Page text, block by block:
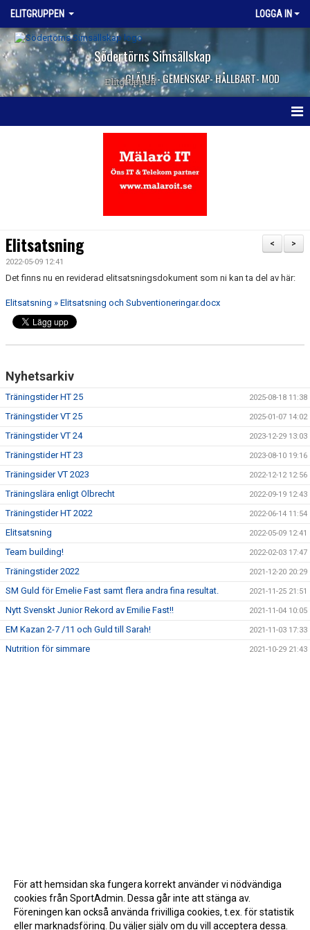
ELITGRUPPEN LOGGA IN
Södertörns Simsällskap
GLÄDJE - GEMENSKAP- HÅLLBART- MOD
Elitgruppen
DOKUMENT
>
<
Elitsatsning
2022-05-09 12:41
Det finns nu en reviderad elitsatsningsdokument som ni kan ta del av här:
Elitsatsning » Elitsatsning och Subventioneringar.docx
Nyhetsarkiv
Träningstider HT 25 2025-08-18 11:38
Träningstider VT 25 2025-01-07 14:02
Träningstider VT 24 2023-12-29 13:03
Träningstider HT 23 2023-08-10 19:16
Träningsider VT 2023 2022-12-12 12:56
Träningslära enligt Olbrecht 2022-09-19 12:43
Träningstider HT 2022 2022-06-14 11:54
Elitsatsning 2022-05-09 12:41
Team building! 2022-02-03 17:47
Träningstider 2022 2021-12-20 20:29
SM Guld för Emelie Fast samt flera andra fina resultat. 2021-11-25 21:51
Nytt Svenskt Junior Rekord av Emilie Fast!! 2021-11-04 10:05
EM Kazan 2-7 /11 och Guld till Sarah! 2021-11-03 17:33
Nutrition för simmare 2021-10-29 21:43
För att hemsidan ska fungera korrekt använder vi nödvändiga
cookies från SportAdmin. Dessa går inte att stänga av.
Föreningen kan också använda frivilliga cookies, t.ex. för statistik
eller marknadsföring. Du väljer själv om du vill acceptera dessa.